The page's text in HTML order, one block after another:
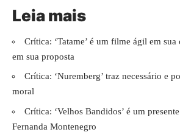
Leia mais
Crítica: ‘Tatame’ é um filme ágil em sua
em sua proposta
Crítica: ‘Nuremberg’ traz necessário e
moral
Crítica: ‘Velhos Bandidos’ é um
Fernanda Montenegro